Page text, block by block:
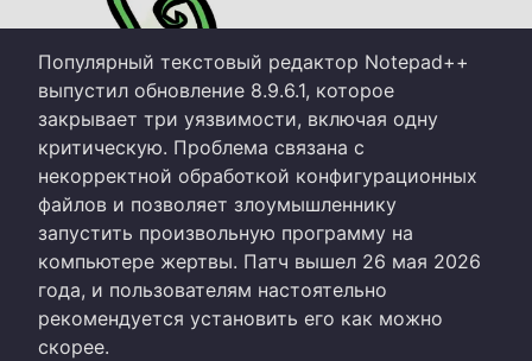
Популярный текстовый редактор Notepad++
выпустил обновление 8.9.6.1, которое
закрывает три уязвимости, включая одну
критическую. Проблема связана с
некорректной обработкой конфигурационных
файлов и позволяет злоумышленнику
запустить произвольную программу на
компьютере жертвы. Патч вышел 26 мая 2026
года, и пользователям настоятельно
рекомендуется установить его как можно
скорее.